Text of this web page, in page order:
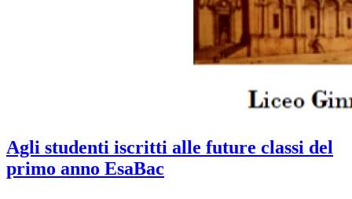
Agli studenti iscritti alle future classi del
primo anno EsaBac